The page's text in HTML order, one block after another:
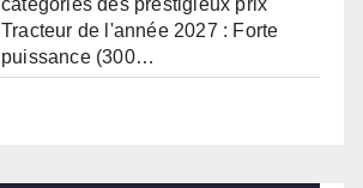
catégories des prestigieux prix
Tracteur de l'année 2027 : Forte
puissance (300…